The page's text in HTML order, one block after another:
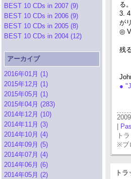
BEST 10 CDs in 2007 (9)
BEST 10 CDs in 2006 (9)
BEST 10 CDs in 2005 (8)
BEST 10 CDs in 2004 (12)
アーカイブ
2016年01月 (1)
2015年12月 (1)
2015年05月 (1)
2015年04月 (283)
2014年12月 (10)
2014年11月 (3)
2014年10月 (4)
2014年09月 (5)
2014年07月 (4)
2014年06月 (6)
2014年05月 (2)
る。
3.
が
◎
残
●
ト
※ブ
ト